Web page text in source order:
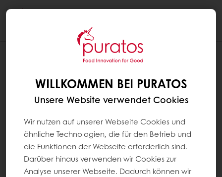
IST MY PURATOS FÜR JEDEN
VERFÜGBAR?
My Puratos ist für alle Fachleute aus den
Schokolade verfügbar. Sie müssen kein
Puratos-Kunde sein, um ein Konto zu erstellen.
Beachten Sie jedoch, dass für die
Registrierung eine Umsatzsteuer-
Identifikationsnummer (VAT) erforderlich ist.
WILLKOMMEN BEI PURATOS
Unsere Website verwendet Cookies
Wir nutzen auf unserer Webseite Cookies und
ähnliche Technologien, die für den Betrieb und
die Funktionen der Webseite erforderlich sind.
Darüber hinaus verwenden wir Cookies zur
Analyse unserer Webseite. Dadurch können wir